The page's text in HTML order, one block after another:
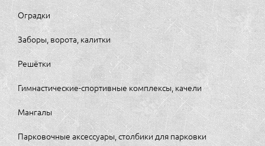
Оградки
Заборы, ворота, калитки
Решётки
Гимнастические-спортивные комплексы, качели
Мангалы
Парковочные аксессуары, столбики для парковки